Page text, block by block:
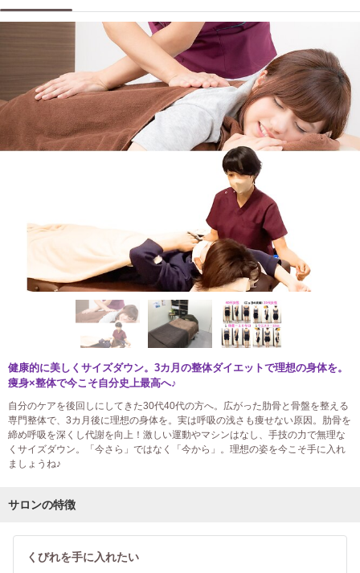
健康的に美しくサイズダウン。3カ月の整体ダイエットで理想の身体を。
痩身×整体で今こそ自分史上最高へ♪
自分のケアを後回しにしてきた30代40代の方へ。広がった肋骨と骨盤を整える
専門整体で、3カ月後に理想の身体を。実は呼吸の浅さも痩せない原因。肋骨を
締め呼吸を深くし代謝を向上！激しい運動やマシンはなし、手技の力で無理な
くサイズダウン。「今さら」ではなく「今から」。理想の姿を今こそ手に入れ
ましょうね♪
サロンの特徴
くびれを手に入れたい